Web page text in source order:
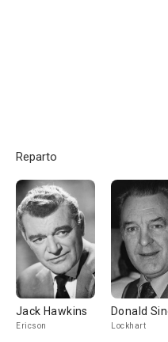
Reparto
Jack Hawkins
Ericson
Donald
Lockhart